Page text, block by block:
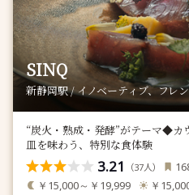
SINQ
新静岡駅 / イノベーティブ、フレ
“炭火・熟成・発酵”がテーマ◆カ
皿を味わう、特別な食体験
3.21 （37人）
￥15,000～￥19,999 ￥